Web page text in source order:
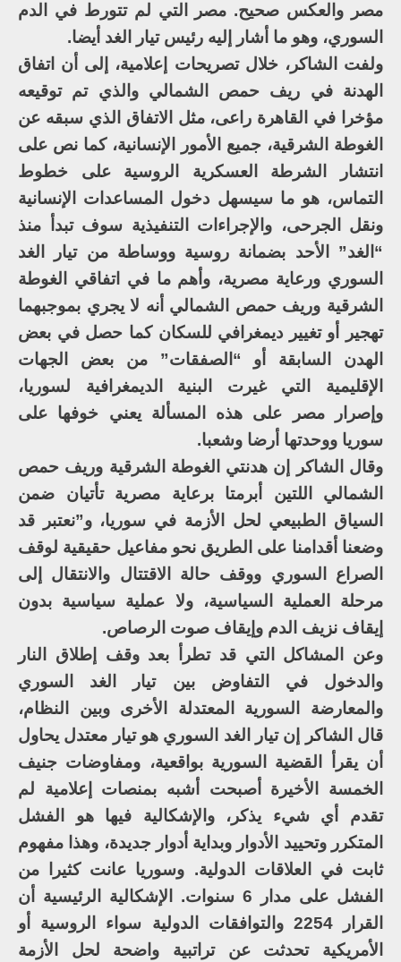
مصر والعكس صحيح. مصر التي لم تتورط في الدم
السوري، وهو ما أشار إليه رئيس تيار الغد أيضا.
ولفت الشاكر، خلال تصريحات إعلامية، إلى أن اتفاق
الهدنة في ريف حمص الشمالي والذي تم توقيعه
مؤخرا في القاهرة راعى، مثل الاتفاق الذي سبقه عن
الغوطة الشرقية، جميع الأمور الإنسانية، كما نص على
انتشار الشرطة العسكرية الروسية على خطوط
التماس، هو ما سيسهل دخول المساعدات الإنسانية
ونقل الجرحى، والإجراءات التنفيذية سوف تبدأ منذ
“الغد” الأحد بضمانة روسية ووساطة من تيار الغد
السوري ورعاية مصرية، وأهم ما في اتفاقي الغوطة
الشرقية وريف حمص الشمالي أنه لا يجري بموجبهما
تهجير أو تغيير ديمغرافي للسكان كما حصل في بعض
الهدن السابقة أو “الصفقات” من بعض الجهات
الإقليمية التي غيرت البنية الديمغرافية لسوريا،
وإصرار مصر على هذه المسألة يعني خوفها على
سوريا ووحدتها أرضا وشعبا.
وقال الشاكر إن هدنتي الغوطة الشرقية وريف حمص
الشمالي اللتين أبرمتا برعاية مصرية تأتيان ضمن
السياق الطبيعي لحل الأزمة في سوريا، و”نعتبر قد
وضعنا أقدامنا على الطريق نحو مفاعيل حقيقية لوقف
الصراع السوري ووقف حالة الاقتتال والانتقال إلى
مرحلة العملية السياسية، ولا عملية سياسية بدون
إيقاف نزيف الدم وإيقاف صوت الرصاص.
وعن المشاكل التي قد تطرأ بعد وقف إطلاق النار
والدخول في التفاوض بين تيار الغد السوري
والمعارضة السورية المعتدلة الأخرى وبين النظام،
قال الشاكر إن تيار الغد السوري هو تيار معتدل يحاول
أن يقرأ القضية السورية بواقعية، ومفاوضات جنيف
الخمسة الأخيرة أصبحت أشبه بمنصات إعلامية لم
تقدم أي شيء يذكر، والإشكالية فيها هو الفشل
المتكرر وتحييد الأدوار وبداية أدوار جديدة، وهذا مفهوم
ثابت في العلاقات الدولية. وسوريا عانت كثيرا من
الفشل على مدار 6 سنوات. الإشكالية الرئيسية أن
القرار 2254 والتوافقات الدولية سواء الروسية أو
الأمريكية تحدثت عن تراتبية واضحة لحل الأزمة